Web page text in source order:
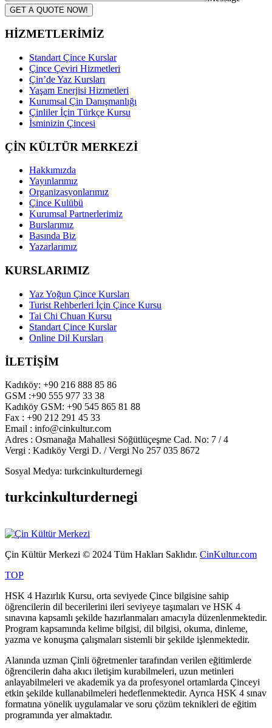
GET A QUOTE NOW!
HİZMETLERİMİZ
Standart Çince Kurslar
Çince Çeviri Hizmetleri
Çin’de Yaz Kursları
Yaşam Enerjisi Hizmetleri
Kurumsal Çin Danışmanlığı
Çinliler İçin Türkçe Kursu
İsminizin Çincesi
ÇİN KÜLTÜR MERKEZİ
Hakkımızda
Yayınlarımız
Organizasyonlarımız
Çince Kulübü
Kurumsal Partnerlerimiz
Burslarımız
Basında Biz
Yazarlarımız
KURSLARIMIZ
Yaz Yoğun Çince Kursları
Turist Rehberleri İçin Çince Kursu
Tai Chi Chuan Kursu
Standart Çince Kurslar
Online Dil Kursları
İLETİŞİM
Kadıköy: +90 216 888 85 86
GSM :+90 555 977 33 38
Kadıköy GSM: +90 545 865 81 88
Fax : +90 212 291 45 33
Email : info@cinkultur.com
Adres : Osmanağa Mahallesi Söğütlüçeşme Cad. No: 7 / 4
Vergi : Kadıköy Vergi D. / Vergi No 257 035 8672
Sosyal Medya: turkcinkulturdernegi
turkcinkulturdernegi
Çin Kültür Merkezi © 2024 Tüm Hakları Saklıdır. CinKultur.com
TOP
HSK 4 Hazırlık Kursu, orta seviyede Çince bilgisine sahip
öğrencilerin dil becerilerini ileri seviyeye taşımaları ve HSK 4
sınavına kapsamlı şekilde hazırlanmaları amacıyla düzenlenmektedir.
Program kapsamında kelime bilgisi, dil bilgisi, okuma, dinleme,
yazma ve konuşma çalışmaları sistemli bir şekilde işlenmektedir.
Alanında uzman Çinli öğretmenler tarafından verilen eğitimlerde
öğrencilerin daha akıcı iletişim kurabilmeleri, uzun metinleri
anlayabilmeleri ve akademik ya da profesyonel ortamlarda Çinceyi
etkin şekilde kullanabilmeleri hedeflenmektedir. Ayrıca HSK 4 sınav
formatına yönelik uygulamalar ve soru çözüm teknikleri de eğitim
programında yer almaktadır.